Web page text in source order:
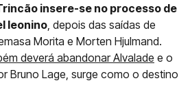
insere-se no processo de
leonino , depois das saídas de
Morita e Morten Hjulmand.
deverá abandonar Alvalade e o
Bruno Lage, surge como o destino